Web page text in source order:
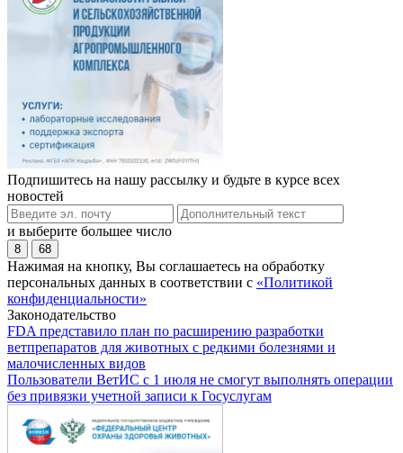
Подпишитесь на нашу рассылку и будьте в курсе всех
новостей
и выберите большее число
8 68
Нажимая на кнопку, Вы соглашаетесь на обработку
персональных данных в соответствии с «Политикой
конфиденциальности»
Законодательство
FDA представило план по расширению разработки
ветпрепаратов для животных с редкими болезнями и
малочисленных видов
Пользователи ВетИС с 1 июля не смогут выполнять операции
без привязки учетной записи к Госуслугам